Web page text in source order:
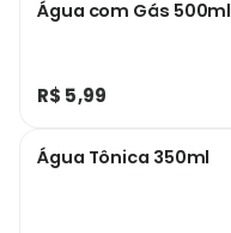
Água com Gás 500ml
R$ 5,99
Água Tônica 350ml